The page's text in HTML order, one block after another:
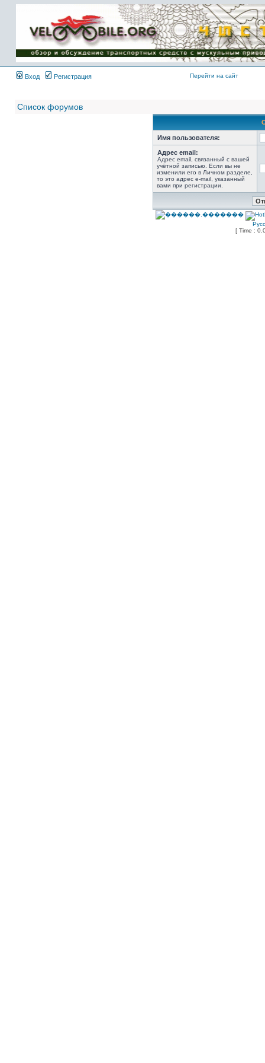
Имя пользователя:
Пароль:
{ LOG_ME_IN_SHORT
}
Вход
Регистрация Перейти на сайт
Список форумов
Имя пользователя:
Адрес email:
Адрес email, связанный с вашей
учётной записью. Если вы не
изменили его в Личном разделе,
то это адрес e-mail, указанный
вами при регистрации.
[ Time :